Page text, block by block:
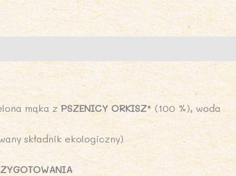
g
-
mąka zPSZENICY ORKISZ* (100 %), woda
składnik ekologiczny)